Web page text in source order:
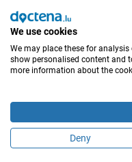
É este
We use cookies
We may place these for
show personalised content and
more information about the
Deny